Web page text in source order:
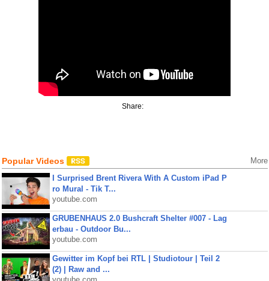
Share:
Popular Videos More
I Surprised Brent Rivera With A Custom iPad P
ro Mural - Tik T...
youtube.com
GRUBENHAUS 2.0 Bushcraft Shelter #007 - Lag
erbau - Outdoor Bu...
youtube.com
Gewitter im Kopf bei RTL | Studiotour | Teil 2
(2) | Raw and ...